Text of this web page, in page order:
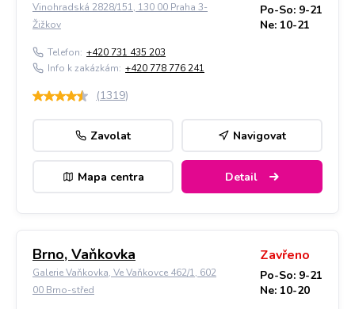
Vinohradská 2828/151, 130 00 Praha 3-
Žižkov
Po-So: 9-21
Ne: 10-21
Telefon: +420 731 435 203
Info k zakázkám: +420 778 776 241
(1319)
Zavolat Navigovat
Mapa centra Detail
Brno, Vaňkovka
Galerie Vaňkovka, Ve Vaňkovce 462/1, 602
00 Brno-střed
Zavřeno
Po-So: 9-21
Ne: 10-20